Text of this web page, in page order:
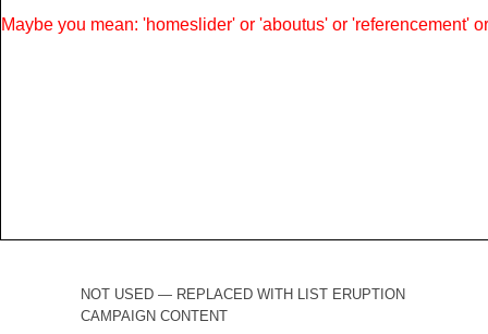
Maybe you mean: 'homeslider' or 'aboutus' or 'referencement'
NOT USED — REPLACED WITH LIST ERUPTION
CAMPAIGN CONTENT